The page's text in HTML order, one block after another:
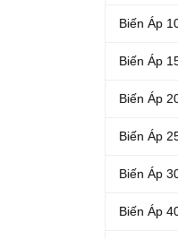
Biến Áp
Biến Áp
Biến Áp
Biến Áp
Biến Áp
Biến Áp